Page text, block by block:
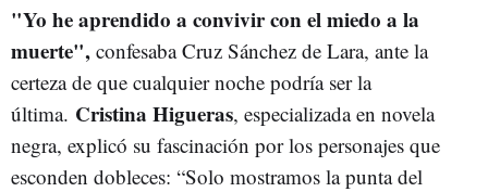
"Yo he aprendido a convivir con el miedo a la
muerte", confesaba Cruz Sánchez de Lara, ante la
certeza de que cualquier noche podría ser la
última. Cristina Higueras, especializada en novela
negra, explicó su fascinación por los personajes que
esconden dobleces: “Solo mostramos la punta del